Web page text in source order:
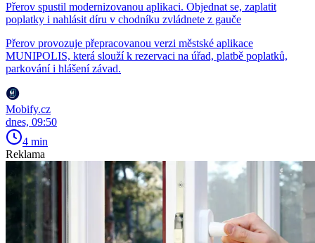
Přerov spustil modernizovanou aplikaci. Objednat se, zaplatit
poplatky i nahlásit díru v chodníku zvládnete z gauče
Přerov provozuje přepracovanou verzi městské aplikace
MUNIPOLIS, která slouží k rezervaci na úřad, platbě poplatků,
parkování i hlášení závad.
Mobify.cz
dnes, 09:50
4 min
Reklama